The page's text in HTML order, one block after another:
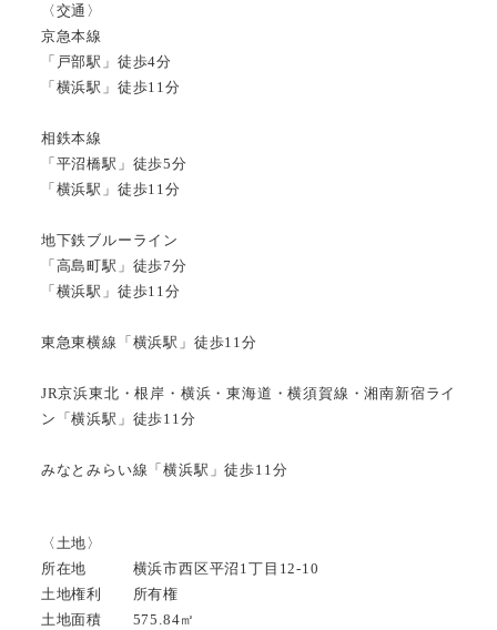
〈交通〉
京急本線
「戸部駅」徒歩4分
「横浜駅」徒歩11分
相鉄本線
「平沼橋駅」徒歩5分
「横浜駅」徒歩11分
地下鉄ブルーライン
「高島町駅」徒歩7分
「横浜駅」徒歩11分
東急東横線「横浜駅」徒歩11分
JR京浜東北・根岸・横浜・東海道・横須賀線・湘南新宿ライ
ン「横浜駅」徒歩11分
みなとみらい線「横浜駅」徒歩11分
〈土地〉
所在地 横浜市西区平沼1丁目12-10
土地権利 所有権
土地面積 575.84㎡